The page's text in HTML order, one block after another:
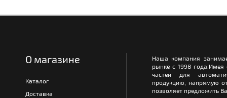
О магазине
Каталог
Доставка
Наша компания
рынке с 1998
частей для
продукцию, напрямую
позволяет предложить